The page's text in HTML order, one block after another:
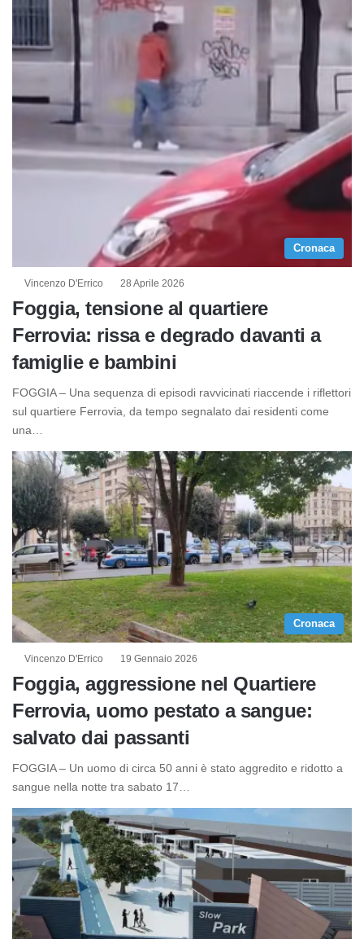
Cronaca
Vincenzo D'Errico 28 Aprile 2026
Foggia, tensione al quartiere
Ferrovia: rissa e degrado davanti a
famiglie e bambini
FOGGIA – Una sequenza di episodi ravvicinati riaccende i riflettori
sul quartiere Ferrovia, da tempo segnalato dai residenti come
una…
Cronaca
Vincenzo D'Errico 19 Gennaio 2026
Foggia, aggressione nel Quartiere
Ferrovia, uomo pestato a sangue:
salvato dai passanti
FOGGIA – Un uomo di circa 50 anni è stato aggredito e ridotto a
sangue nella notte tra sabato 17…